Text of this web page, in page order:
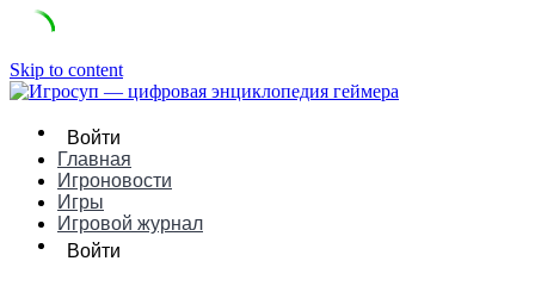
Skip to content
Войти
Главная
Игроновости
Игры
Игровой журнал
Войти